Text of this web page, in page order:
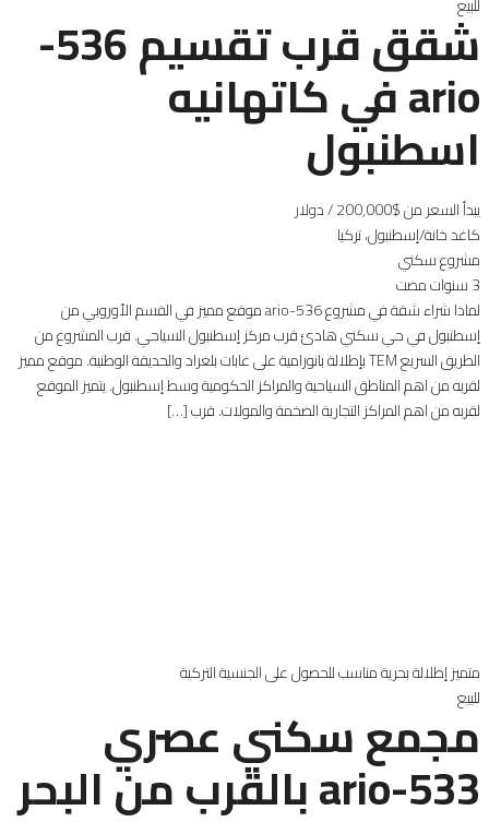
شقق قرب تقسيم 536-
ario في كاتهانيه
اسطنبول
يبدأ السعر من$200,000
/ دولار
كاغد خانة/إسطنبول، تركيا
مشروع سكني
3 سنوات مضت
لماذا شراء شقة في مشروع 536-ario موقع مميز في القسم الأوروبي من
إسطنبول في حي سكني هادئ قرب مركز إسطنبول السياحي. قرب المشروع من
الطريق السريع TEM بإطلالة بانورامية على غابات بلغراد والحديقة الوطنية. موقع مميز
لقربه من اهم المناطق السياحية والمراكز الحكومية وسط إسطنبول. يتميز الموقع
لقربه من اهم المراكز التجارية الضخمة والمولات. قرب […]
متميزإطلالة بحريةمناسب للحصول على الجنسية التركية
للبيع
مجمع سكني عصري
533-ario بالقرب من البحر